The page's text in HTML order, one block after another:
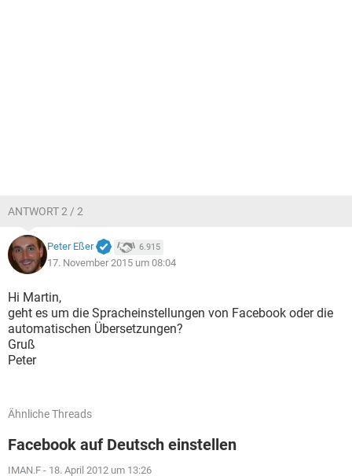
ANTWORT 2 / 2
Peter Eßer 6.915
17. November 2015 um 08:04
Hi Martin,
geht es um die Spracheinstellungen von Facebook oder die
automatischen Übersetzungen?
Gruß
Peter
Ähnliche Threads
Facebook auf Deutsch einstellen
IMAN.F - 18. April 2012 um 13:26